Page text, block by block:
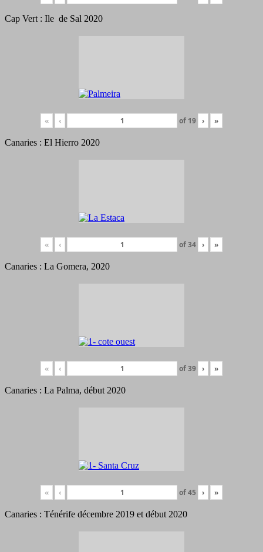
Cap Vert : Ile de Sal 2020
« ‹ of 19 › »
Canaries : El Hierro 2020
« ‹ of34 › »
Canaries : La Gomera, 2020
« ‹ of39 › »
Canaries : La Palma, début 2020
« ‹ of45 › »
Canaries : Ténérife décembre 2019 et début 2020